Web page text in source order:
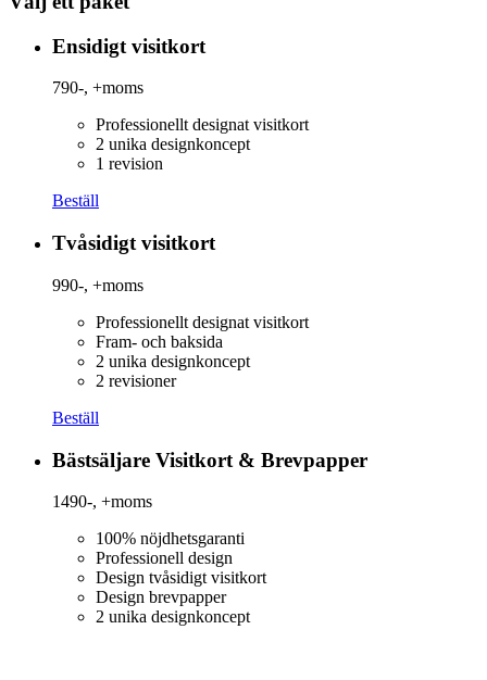
Ensidigt visitkort
790-, +moms
Professionellt designat visitkort
2 unika designkoncept
1 revision
Beställ
Tvåsidigt visitkort
990-, +moms
Professionellt designat visitkort
Fram- och baksida
2 unika designkoncept
2 revisioner
Beställ
Bästsäljare Visitkort & Brevpapper
1490-, +moms
100% nöjdhetsgaranti
Professionell design
Design tvåsidigt visitkort
Design brevpapper
2 unika designkoncept